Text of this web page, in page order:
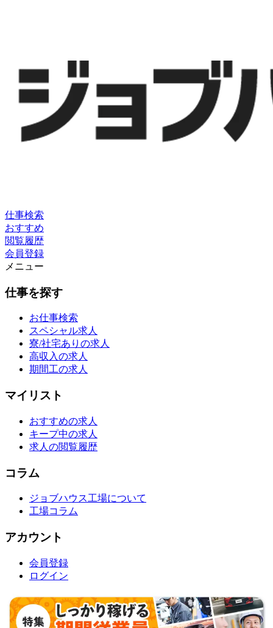
仕事検索
おすすめ
閲覧履歴
会員登録
メニュー
仕事を探す
お仕事検索
スペシャル求人
寮/社宅ありの求人
高収入の求人
期間工の求人
マイリスト
おすすめの求人
キープ中の求人
求人の閲覧履歴
コラム
ジョブハウス工場について
工場コラム
アカウント
会員登録
ログイン